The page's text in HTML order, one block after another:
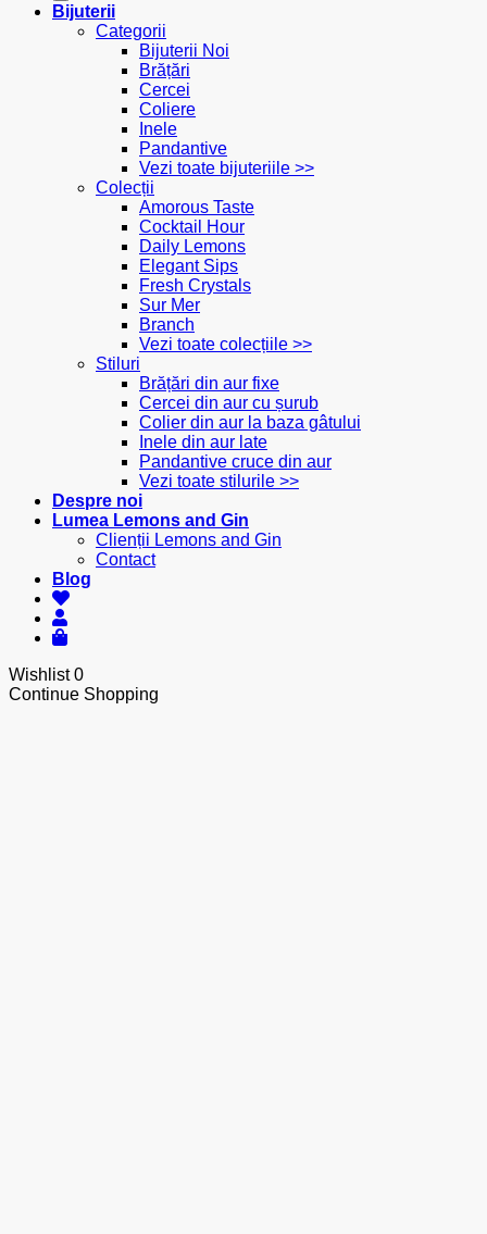
Bijuterii
Categorii
Bijuterii Noi
Brățări
Cercei
Coliere
Inele
Pandantive
Vezi toate bijuteriile >>
Colecții
Amorous Taste
Cocktail Hour
Daily Lemons
Elegant Sips
Fresh Crystals
Sur Mer
Branch
Vezi toate colecțiile >>
Stiluri
Brățări din aur fixe
Cercei din aur cu șurub
Colier din aur la baza gâtului
Inele din aur late
Pandantive cruce din aur
Vezi toate stilurile >>
Despre noi
Lumea Lemons and Gin
Clienții Lemons and Gin
Contact
Blog
Wishlist0
Continue Shopping